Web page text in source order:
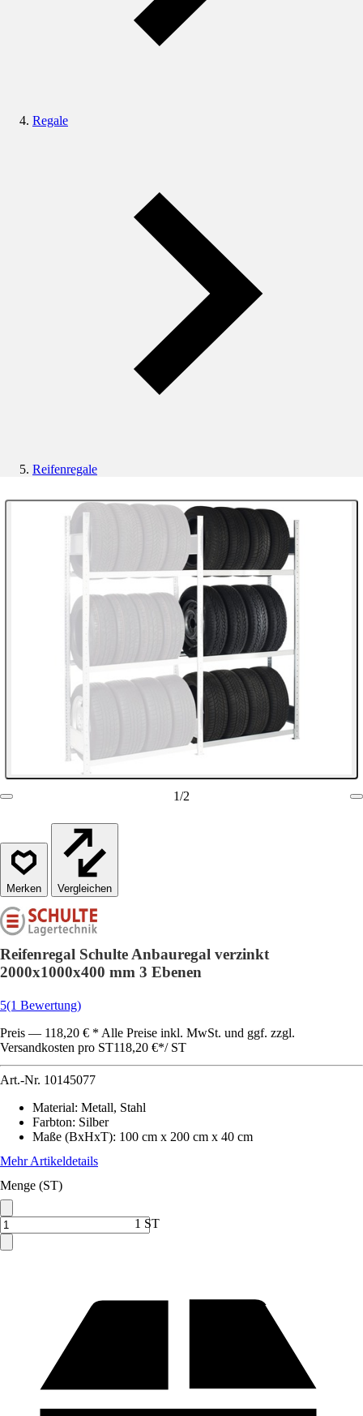
Regale
Reifenregale
1/2
Vergleichen
Reifenregal Schulte Anbauregal verzinkt
2000x1000x400 mm 3 Ebenen
5(1 Bewertung)
Preis — 118,20 € * Alle Preise inkl. MwSt. und ggf. zzgl.
Versandkosten pro ST118,20 €*/ ST
Art.-Nr. 10145077
Material: Metall, Stahl
Farbton: Silber
Maße (BxHxT): 100 cm x 200 cm x 40 cm
Mehr Artikeldetails
Menge (ST)
1 ST